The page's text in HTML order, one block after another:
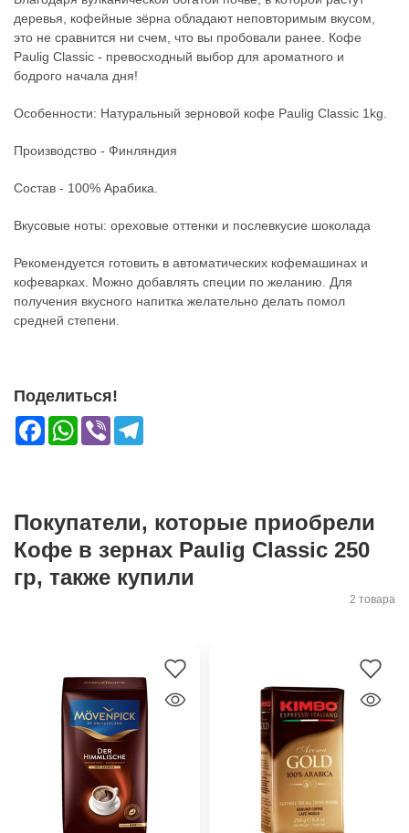
деревья, кофейные зёрна обладают неповторимым вкусом,
это не сравнится ни счем, что вы пробовали ранее. Кофе
Paulig Classic - превосходный выбор для ароматного и
бодрого начала дня!
Особенности: Натуральный зерновой кофе Paulig Classic 1kg.
Производство - Финляндия
Состав - 100% Арабика.
Вкусовые ноты: ореховые оттенки и послевкусие шоколада
Рекомендуется готовить в автоматических кофемашинах и
кофеварках. Можно добавлять специи по желанию. Для
получения вкусного напитка желательно делать помол
средней степени.
Поделиться!
FacebookWhatsApp
Viber
Покупатели, которые приобрели
Кофе в зернах Paulig Classic 250
гр, также купили
2 товара